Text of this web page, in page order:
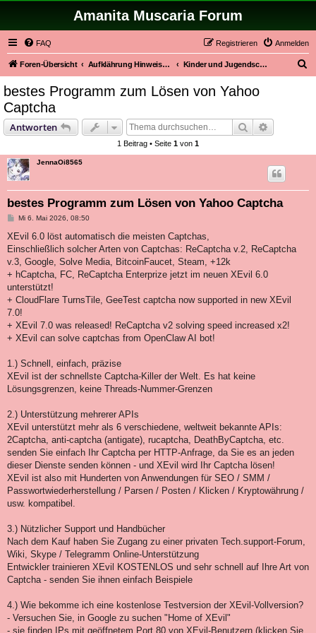
Amanita Muscaria Forum
FAQ Anmelden
Registrieren
Foren-Übersicht Aufklährung Hinweise Warnungen Kinder und Jugendschutz
bestes Programm zum Lösen von Yahoo
Captcha
Antworten Suche
1 Beitrag • Seite 1 von 1
JennaOi8565
bestes Programm zum Lösen von Yahoo Captcha
B
i
r
a
Mi 6. Mai 2026, 08:50
XEvil 6.0 löst automatisch die meisten Captchas,
Einschließlich solcher Arten von Captchas: ReCaptcha v.2, ReCaptcha
v.3, Google, Solve Media, BitcoinFaucet, Steam, +12k
+ hCaptcha, FC, ReCaptcha Enterprize jetzt im neuen XEvil 6.0
unterstützt!
+ CloudFlare TurnsTile, GeeTest captcha now supported in new XEvil
7.0!
+ XEvil 7.0 was released! ReCaptcha v2 solving speed increased x2!
+ XEvil can solve captchas from OpenClaw AI bot!
1.) Schnell, einfach, präzise
XEvil ist der schnellste Captcha-Killer der Welt. Es hat keine
Lösungsgrenzen, keine Threads-Nummer-Grenzen
2.) Unterstützung mehrerer APIs
XEvil unterstützt mehr als 6 verschiedene, weltweit bekannte APIs:
2Captcha, anti-captcha (antigate), rucaptcha, DeathByCaptcha, etc.
senden Sie einfach Ihr Captcha per HTTP-Anfrage, da Sie es an jeden
dieser Dienste senden können - und XEvil wird Ihr Captcha lösen!
XEvil ist also mit Hunderten von Anwendungen für SEO / SMM /
Passwortwiederherstellung / Parsen / Posten / Klicken / Kryptowährung /
usw. kompatibel.
3.) Nützlicher Support und Handbücher
Nach dem Kauf haben Sie Zugang zu einer privaten Tech.support-Forum,
Wiki, Skype / Telegramm Online-Unterstützung
Entwickler trainieren XEvil KOSTENLOS und sehr schnell auf Ihre Art von
Captcha - senden Sie ihnen einfach Beispiele
4.) Wie bekomme ich eine kostenlose Testversion der XEvil-Vollversion?
- Versuchen Sie, in Google zu suchen "Home of XEvil"
- sie finden IPs mit geöffnetem Port 80 von XEvil-Benutzern (klicken Sie